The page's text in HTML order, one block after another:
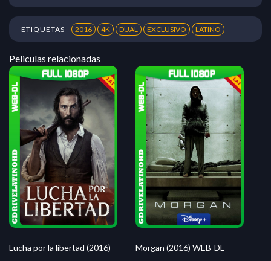
ETIQUETAS - 2016 4K DUAL EXCLUSIVO LATINO
Peliculas relacionadas
Lucha por la libertad (2016) Morgan (2016) WEB-DL